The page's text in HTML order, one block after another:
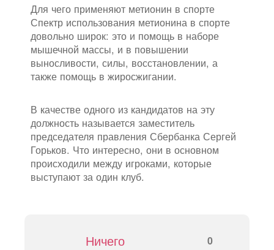
Для чего применяют метионин в спорте
Спектр использования метионина в спорте
довольно широк: это и помощь в наборе
мышечной массы, и в повышении
выносливости, силы, восстановлении, а
также помощь в жиросжигании.
В качестве одного из кандидатов на эту
должность называется заместитель
председателя правления Сбербанка Сергей
Горьков. Что интересно, они в основном
происходили между игроками, которые
выступают за один клуб.
Ничего 0